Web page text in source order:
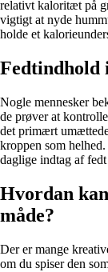
relativt kaloritæt på
vigtigt at nyde
holde et
Fedtindhold
Nogle mennesker
de prøver at
det primært
kroppen som
daglige indtag af
Hvordan
måde?
Der er mange
om du spiser den